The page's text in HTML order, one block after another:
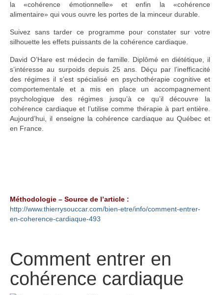
la «cohérence émotionnelle» et enfin la «cohérence
alimentaire» qui vous ouvre les portes de la minceur durable.
Suivez sans tarder ce programme pour constater sur votre
silhouette les effets puissants de la cohérence cardiaque.
David O’Hare est médecin de famille. Diplômé en diététique, il
s’intéresse au surpoids depuis 25 ans. Déçu par l’inefficacité
des régimes il s’est spécialisé en psychothérapie cognitive et
comportementale et a mis en place un accompagnement
psychologique des régimes jusqu’à ce qu’il découvre la
cohérence cardiaque et l’utilise comme thérapie à part entière.
Aujourd’hui, il enseigne la cohérence cardiaque au Québec et
en France.
Méthodologie – Source de l’article :
http://www.thierrysouccar.com/bien-etre/info/comment-entrer-
en-coherence-cardiaque-493
Comment entrer en
cohérence cardiaque